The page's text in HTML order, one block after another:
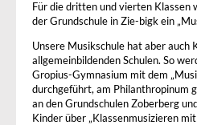
Für die dritten und vierten Klassen
der Grundschule in Zie-bigk ein
Unsere Musikschule hat aber auch
allgemeinbildenden Schulen. So
Gropius-Gymnasium mit dem
durchgeführt, am Philanthropinum
an den Grundschulen Zoberberg
Kinder über „Klassenmusizieren